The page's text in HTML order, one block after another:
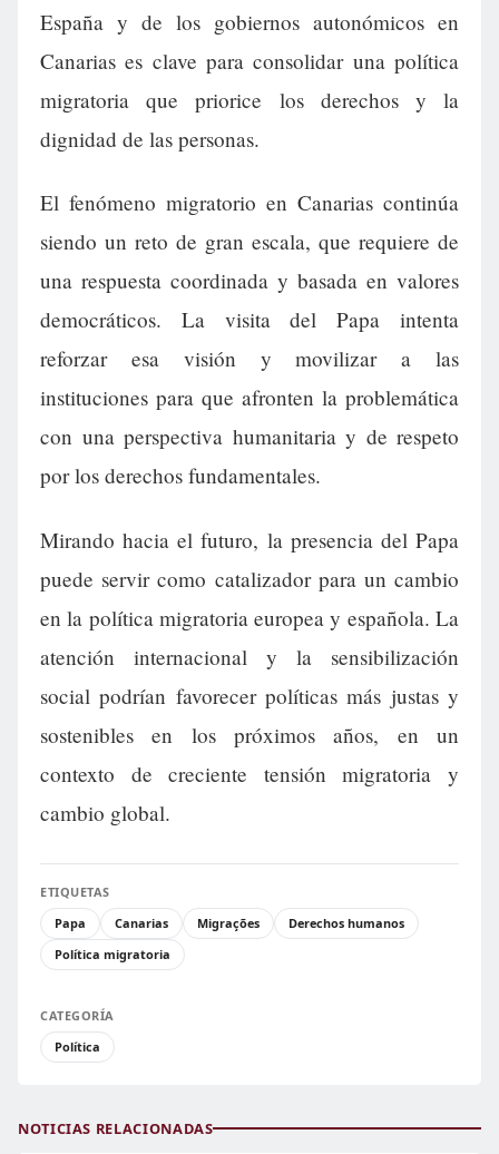
España y de los gobiernos autonómicos en
Canarias es clave para consolidar una política
migratoria que priorice los derechos y la
dignidad de las personas.
El fenómeno migratorio en Canarias continúa
siendo un reto de gran escala, que requiere de
una respuesta coordinada y basada en valores
democráticos. La visita del Papa intenta
reforzar esa visión y movilizar a las
instituciones para que afronten la problemática
con una perspectiva humanitaria y de respeto
por los derechos fundamentales.
Mirando hacia el futuro, la presencia del Papa
puede servir como catalizador para un cambio
en la política migratoria europea y española. La
atención internacional y la sensibilización
social podrían favorecer políticas más justas y
sostenibles en los próximos años, en un
contexto de creciente tensión migratoria y
cambio global.
ETIQUETAS
Papa
Canarias Migrações
Derechos humanos
Política migratoria
CATEGORÍA
Política
NOTICIAS RELACIONADAS